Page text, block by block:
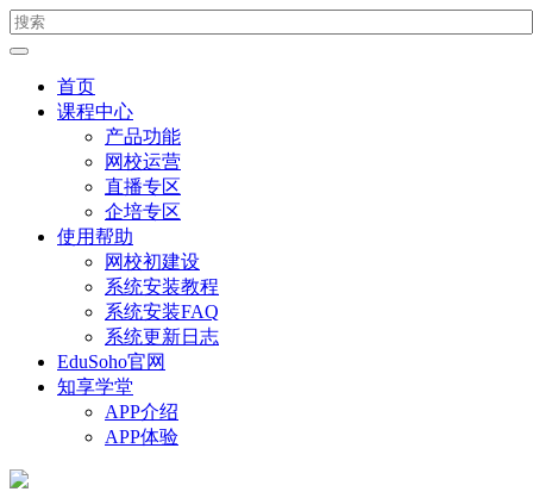
首页
课程中心
产品功能
网校运营
直播专区
企培专区
使用帮助
网校初建设
系统安装教程
系统安装FAQ
系统更新日志
EduSoho官网
知享学堂
APP介绍
APP体验